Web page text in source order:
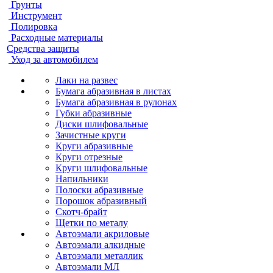
Грунты
Инструмент
Полировка
Расходные материалы
Средства защиты
Уход за автомобилем
Лаки на развес
Бумага абразивная в листах
Бумага абразивная в рулонах
Губки абразивные
Диски шлифовальные
Зачистные круги
Круги абразивные
Круги отрезные
Круги шлифовальные
Напильники
Полоски абразивные
Порошок абразивный
Скотч-брайт
Щетки по металу
Автоэмали акриловые
Автоэмали алкидные
Автоэмали металлик
Автоэмали МЛ